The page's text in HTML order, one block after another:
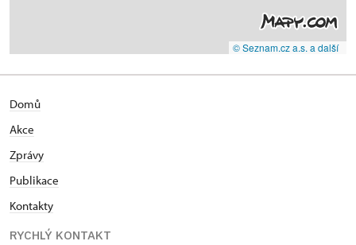
© Seznam.cz a.s. a další
Domů
Akce
Zprávy
Publikace
Kontakty
RYCHLÝ KONTAKT